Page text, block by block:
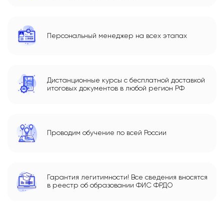
Персональный менеджер на всех этапах
Дистанционные курсы с бесплатной доставкой
итоговых документов в любой регион РФ
Проводим обучение по всей России
Гарантия легитимности! Все сведения вносятся
в реестр об образовании ФИС ФРДО